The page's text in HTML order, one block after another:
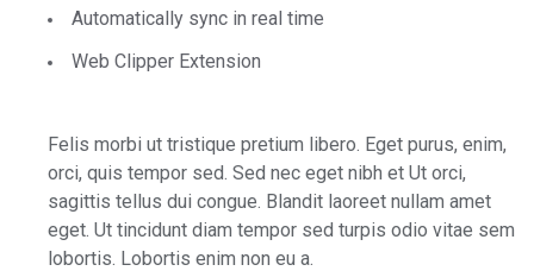
Automatically sync in real time
Web Clipper Extension
Felis morbi ut tristique pretium libero. Eget purus, enim,
orci, quis tempor sed. Sed nec eget nibh et Ut orci,
sagittis tellus dui congue. Blandit laoreet nullam amet
eget. Ut tincidunt diam tempor sed turpis odio vitae sem
lobortis. Lobortis enim non eu a.